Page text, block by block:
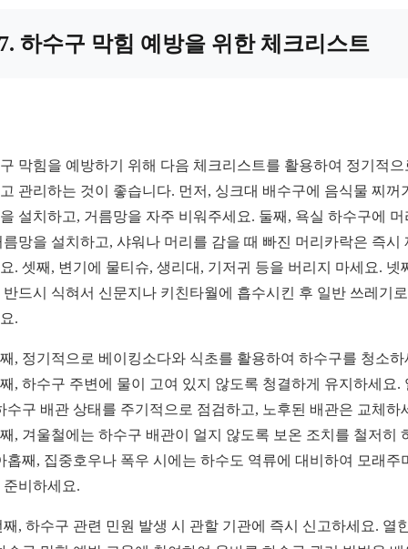
하수구 막힘 예방을 위한 체크리스트
막힘을 예방하기 위해 다음 체크리스트를 활용하여 정기적으
관리하는 것이 좋습니다. 먼저, 싱크대 배수구에 음식물 찌꺼
설치하고, 거름망을 자주 비워주세요. 둘째, 욕실 하수구에 머
름망을 설치하고, 샤워나 머리를 감을 때 빠진 머리카락은 즉시
. 셋째, 변기에 물티슈, 생리대, 기저귀 등을 버리지 마세요. 넷
반드시 식혀서 신문지나 키친타월에 흡수시킨 후 일반 쓰레기
.
, 정기적으로 베이킹소다와 식초를 활용하여 하수구를 청소하
, 하수구 주변에 물이 고여 있지 않도록 청결하게 유지하세요.
수구 배관 상태를 주기적으로 점검하고, 노후된 배관은 교체하
, 겨울철에는 하수구 배관이 얼지 않도록 보온 조치를 철저히
홉째, 집중호우나 폭우 시에는 하수도 역류에 대비하여 모래주
준비하세요.
째, 하수구 관련 민원 발생 시 관할 기관에 즉시 신고하세요. 열